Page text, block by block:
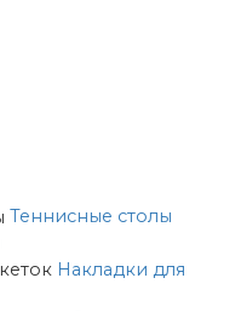
Теннисные столы
Накладки для